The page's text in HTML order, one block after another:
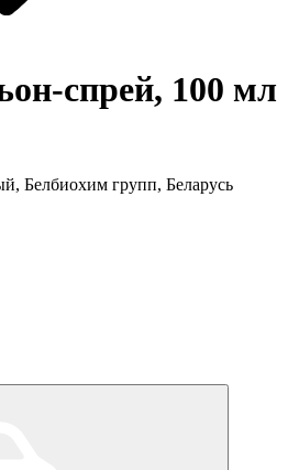
спрей, 100 мл
Белбиохим групп, Беларусь